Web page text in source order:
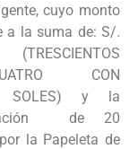
cuyo monto
a la suma de: S/.
CON
SOLES) y la
de 20
la Papeleta de